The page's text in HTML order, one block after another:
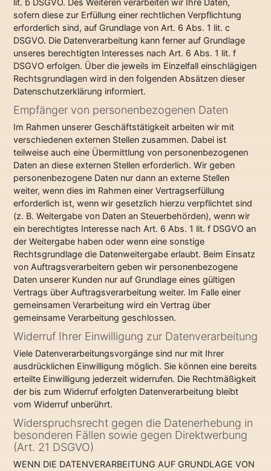
lit. b DSGVO. Des Weiteren verarbeiten wir Ihre Daten,
sofern diese zur Erfüllung einer rechtlichen Verpflichtung
erforderlich sind, auf Grundlage von Art. 6 Abs. 1 lit. c
DSGVO. Die Datenverarbeitung kann ferner auf Grundlage
unseres berechtigten Interesses nach Art. 6 Abs. 1 lit. f
DSGVO erfolgen. Über die jeweils im Einzelfall einschlägigen
Rechtsgrundlagen wird in den folgenden Absätzen dieser
Datenschutzerklärung informiert.
Empfänger von personenbezogenen Daten
Im Rahmen unserer Geschäftstätigkeit arbeiten wir mit
verschiedenen externen Stellen zusammen. Dabei ist
teilweise auch eine Übermittlung von personenbezogenen
Daten an diese externen Stellen erforderlich. Wir geben
personenbezogene Daten nur dann an externe Stellen
weiter, wenn dies im Rahmen einer Vertragserfüllung
erforderlich ist, wenn wir gesetzlich hierzu verpflichtet sind
(z. B. Weitergabe von Daten an Steuerbehörden), wenn wir
ein berechtigtes Interesse nach Art. 6 Abs. 1 lit. f DSGVO an
der Weitergabe haben oder wenn eine sonstige
Rechtsgrundlage die Datenweitergabe erlaubt. Beim Einsatz
von Auftragsverarbeitern geben wir personenbezogene
Daten unserer Kunden nur auf Grundlage eines gültigen
Vertrags über Auftragsverarbeitung weiter. Im Falle einer
gemeinsamen Verarbeitung wird ein Vertrag über
gemeinsame Verarbeitung geschlossen.
Widerruf Ihrer Einwilligung zur Datenverarbeitung
Viele Datenverarbeitungsvorgänge sind nur mit Ihrer
ausdrücklichen Einwilligung möglich. Sie können eine bereits
erteilte Einwilligung jederzeit widerrufen. Die Rechtmäßigkeit
der bis zum Widerruf erfolgten Datenverarbeitung bleibt
vom Widerruf unberührt.
Widerspruchsrecht gegen die Datenerhebung in
besonderen Fällen sowie gegen Direktwerbung
(Art. 21 DSGVO)
WENN DIE DATENVERARBEITUNG AUF GRUNDLAGE VON